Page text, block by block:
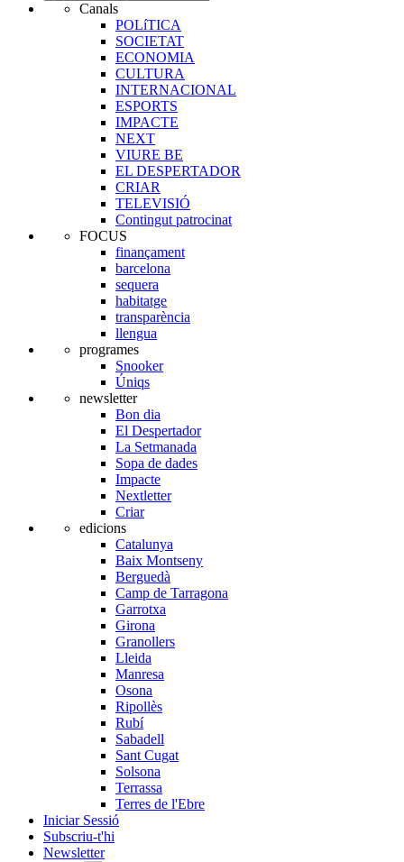
Canals
POLíTICA
SOCIETAT
ECONOMIA
CULTURA
INTERNACIONAL
ESPORTS
IMPACTE
NEXT
VIURE BE
EL DESPERTADOR
CRIAR
TELEVISIÓ
Contingut patrocinat
FOCUS
finançament
barcelona
sequera
habitatge
transparència
llengua
programes
Snooker
Úniqs
newsletter
Bon dia
El Despertador
La Setmanada
Sopa de dades
Impacte
Nextletter
Criar
edicions
Catalunya
Baix Montseny
Berguedà
Camp de Tarragona
Garrotxa
Girona
Granollers
Lleida
Manresa
Osona
Ripollès
Rubí
Sabadell
Sant Cugat
Solsona
Terrassa
Terres de l'Ebre
Iniciar Sessió
Subscriu-t'hi
Newsletter